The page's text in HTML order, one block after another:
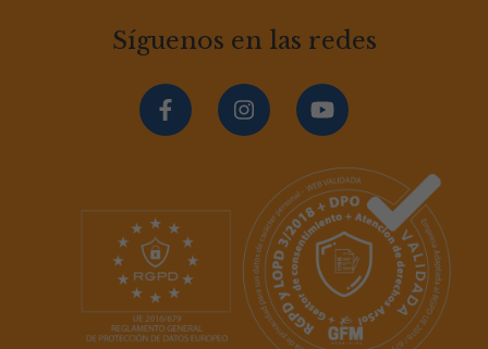
Síguenos en las redes